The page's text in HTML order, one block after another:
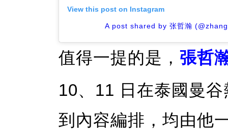
View this post on Instagram
A post shared by 张哲瀚
值得一提的是， 張哲
10、11 日在泰國曼
到內容編排，均由他